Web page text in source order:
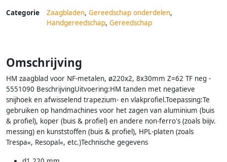
Categorie Zaagbladen, Gereedschap onderdelen,
Handgereedschap, Gereedschap
Omschrijving
HM zaagblad voor NF-metalen, ø220x2, 8x30mm Z=62 TF neg -
5551090 BeschrijvingUitvoering:HM tanden met negatieve
snijhoek en afwisselend trapezium- en vlakprofiel.Toepassing:Te
gebruiken op handmachines voor het zagen van aluminium (buis
& profiel), koper (buis & profiel) en andere non-ferro's (zoals biijv.
messing) en kunststoffen (buis & profiel), HPL-platen (zoals
Trespa«, Resopal«, etc.)Technische gegevens